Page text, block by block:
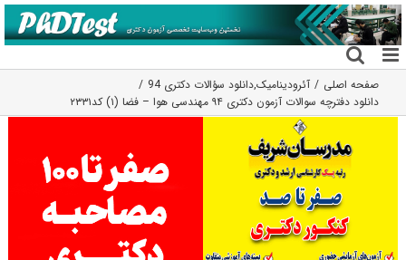
رفتن
به
محتوا
صفحه اصلی آئرودینامیک,دانلود سؤالات دکتری 94
دانلود دفترچه سوالات آزمون دکتری ۹۴ مهندسی هوا – فضا (۱) کد۲۳۳۱